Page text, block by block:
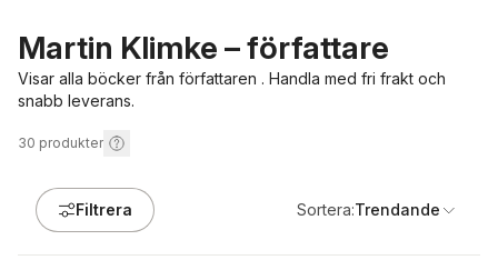
Martin Klimke – författare
Visar alla böcker från författaren . Handla med fri frakt och
snabb leverans.
30 produkter
Filtrera Sortera:Trendande